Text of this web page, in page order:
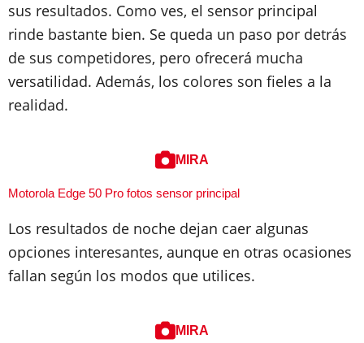
sus resultados. Como ves, el sensor principal
rinde bastante bien. Se queda un paso por detrás
de sus competidores, pero ofrecerá mucha
versatilidad. Además, los colores son fieles a la
realidad.
MIRA
Motorola Edge 50 Pro fotos sensor principal
Los resultados de noche dejan caer algunas
opciones interesantes, aunque en otras ocasiones
fallan según los modos que utilices.
MIRA